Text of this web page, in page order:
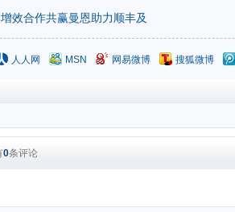
效合作共赢曼恩助力顺丰及
人人网 MSN 网易微博 搜狐微博
0条评论